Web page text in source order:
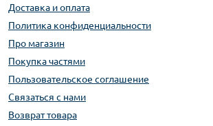
Доставка и оплата
Политика конфиденциальности
Про магазин
Покупка частями
Пользовательское соглашение
Связаться с нами
Возврат товара